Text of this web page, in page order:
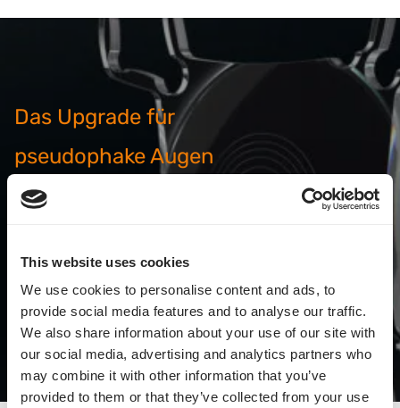
This website uses cookies
We use cookies to personalise content and ads, to
provide social media features and to analyse our traffic.
We also share information about your use of our site with
our social media, advertising and analytics partners who
may combine it with other information that you’ve
provided to them or that they’ve collected from your use
Das Upgrade für
pseudophake Augen
Die patientierte Sulkuslinse zum Optimieren von
Alles zur AddOn